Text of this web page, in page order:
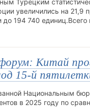
Турецким
увеличились на
до 194 740
Китай
15-й
Национальным
в 2025 году по